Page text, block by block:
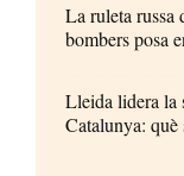
La ruleta russa
bombers posa
Lleida lidera la
Catalunya: què